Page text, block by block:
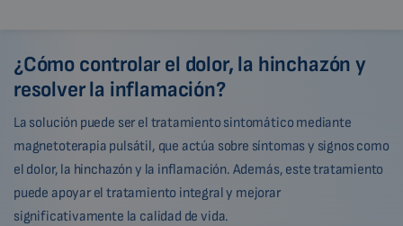
¿Cómo controlar el dolor, la hinchazón y
resolver la inflamación?
La solución puede ser el tratamiento sintomático mediante
magnetoterapia pulsátil, que actúa sobre síntomas y signos como
el dolor, la hinchazón y la inflamación. Además, este tratamiento
puede apoyar el tratamiento integral y mejorar
significativamente la calidad de vida.